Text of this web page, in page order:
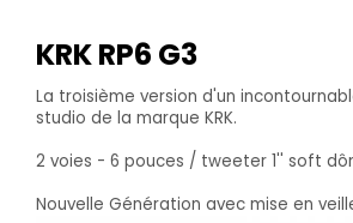
KRK RP6 G3
La troisième version d'un
studio de la marque KRK.
2 voies - 6 pouces / tweeter 1'' soft
Nouvelle Génération avec mise en